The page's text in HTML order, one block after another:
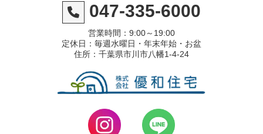
047-335-6000
営業時間：9:00～19:00
定休日：毎週水曜日・年末年始・お盆
住所：千葉県市川市八幡1-4-24